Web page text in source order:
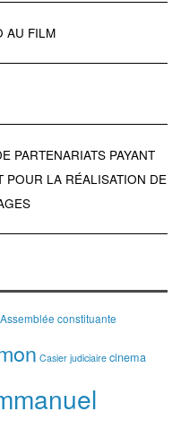
AU FILM
PARTENARIATS PAYANT
POUR LA RÉALISATION DE
Assemblée constituante
Casier judiciaire cinema